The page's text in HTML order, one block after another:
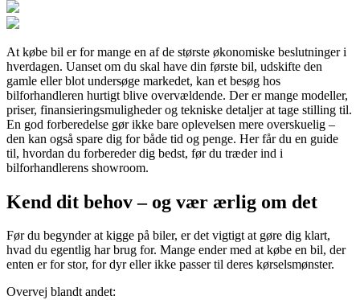
At købe bil er for mange en af de største økonomiske beslutninger i
hverdagen. Uanset om du skal have din første bil, udskifte den
gamle eller blot undersøge markedet, kan et besøg hos
bilforhandleren hurtigt blive overvældende. Der er mange modeller,
priser, finansieringsmuligheder og tekniske detaljer at tage stilling til.
En god forberedelse gør ikke bare oplevelsen mere overskuelig –
den kan også spare dig for både tid og penge. Her får du en guide
til, hvordan du forbereder dig bedst, før du træder ind i
bilforhandlerens showroom.
Kend dit behov – og vær ærlig om det
Før du begynder at kigge på biler, er det vigtigt at gøre dig klart,
hvad du egentlig har brug for. Mange ender med at købe en bil, der
enten er for stor, for dyr eller ikke passer til deres kørselsmønster.
Overvej blandt andet: